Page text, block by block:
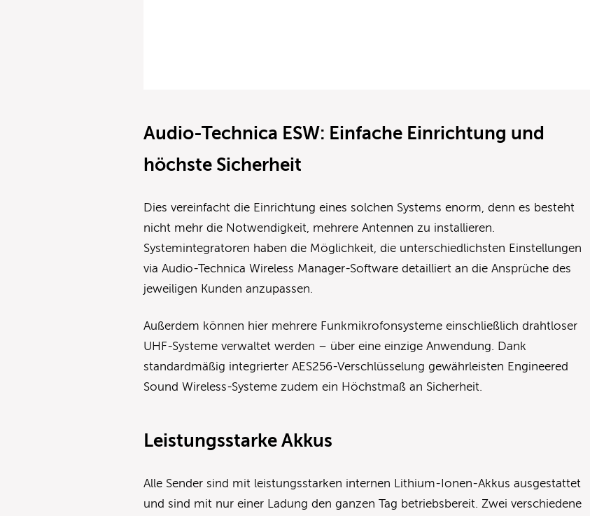
Audio-Technica ESW: Einfache Einrichtung und
höchste Sicherheit
Dies vereinfacht die Einrichtung eines solchen Systems enorm, denn es besteht
nicht mehr die Notwendigkeit, mehrere Antennen zu installieren.
Systemintegratoren haben die Möglichkeit, die unterschiedlichsten Einstellungen
via Audio-Technica Wireless Manager-Software detailliert an die Ansprüche des
jeweiligen Kunden anzupassen.
Außerdem können hier mehrere Funkmikrofonsysteme einschließlich drahtloser
UHF-Systeme verwaltet werden – über eine einzige Anwendung. Dank
standardmäßig integrierter AES256-Verschlüsselung gewährleisten Engineered
Sound Wireless-Systeme zudem ein Höchstmaß an Sicherheit.
Leistungsstarke Akkus
Alle Sender sind mit leistungsstarken internen Lithium-Ionen-Akkus ausgestattet
und sind mit nur einer Ladung den ganzen Tag betriebsbereit. Zwei verschiedene